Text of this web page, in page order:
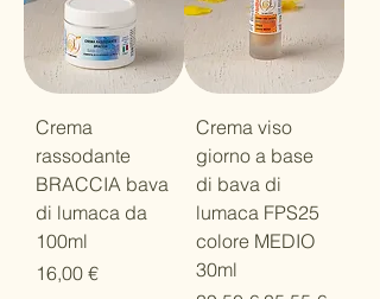
Crema
rassodante
BRACCIA bava
di lumaca da
100ml
Prezzo
16,00 €
Crema viso
giorno a base
di bava di
lumaca FPS25
colore MEDIO
30ml